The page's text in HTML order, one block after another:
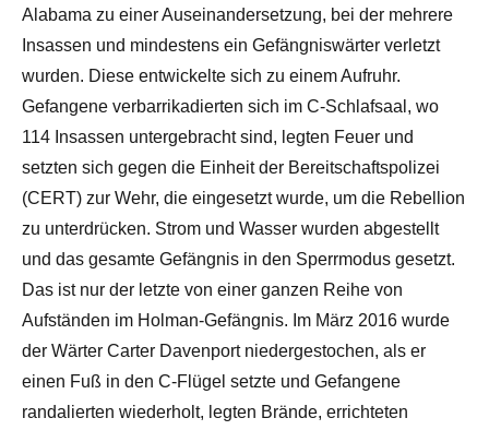
Alabama zu einer Auseinandersetzung, bei der mehrere
Insassen und mindestens ein Gefängniswärter verletzt
wurden. Diese entwickelte sich zu einem Aufruhr.
Gefangene verbarrikadierten sich im C-Schlafsaal, wo
114 Insassen untergebracht sind, legten Feuer und
setzten sich gegen die Einheit der Bereitschaftspolizei
(CERT) zur Wehr, die eingesetzt wurde, um die Rebellion
zu unterdrücken. Strom und Wasser wurden abgestellt
und das gesamte Gefängnis in den Sperrmodus gesetzt.
Das ist nur der letzte von einer ganzen Reihe von
Aufständen im Holman-Gefängnis. Im März 2016 wurde
der Wärter Carter Davenport niedergestochen, als er
einen Fuß in den C-Flügel setzte und Gefangene
randalierten wiederholt, legten Brände, errichteten